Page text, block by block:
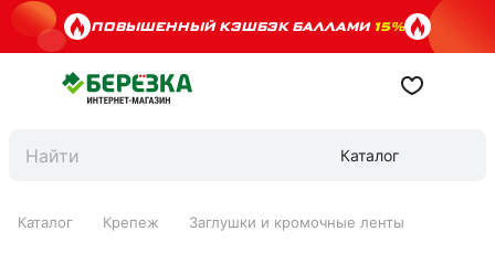
ПОВЫШЕННЫЙ КЭШБЭК БАЛЛАМИ15%
Каталог
Каталог Крепеж Заглушки и кромочные ленты